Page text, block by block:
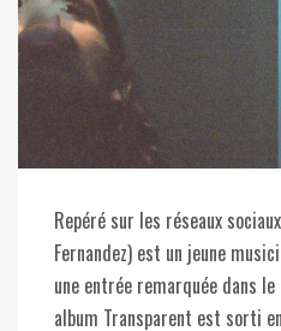
Repéré sur les réseaux
Fernandez) est un jeune
une entrée remarquée dans
album Transparent est sorti